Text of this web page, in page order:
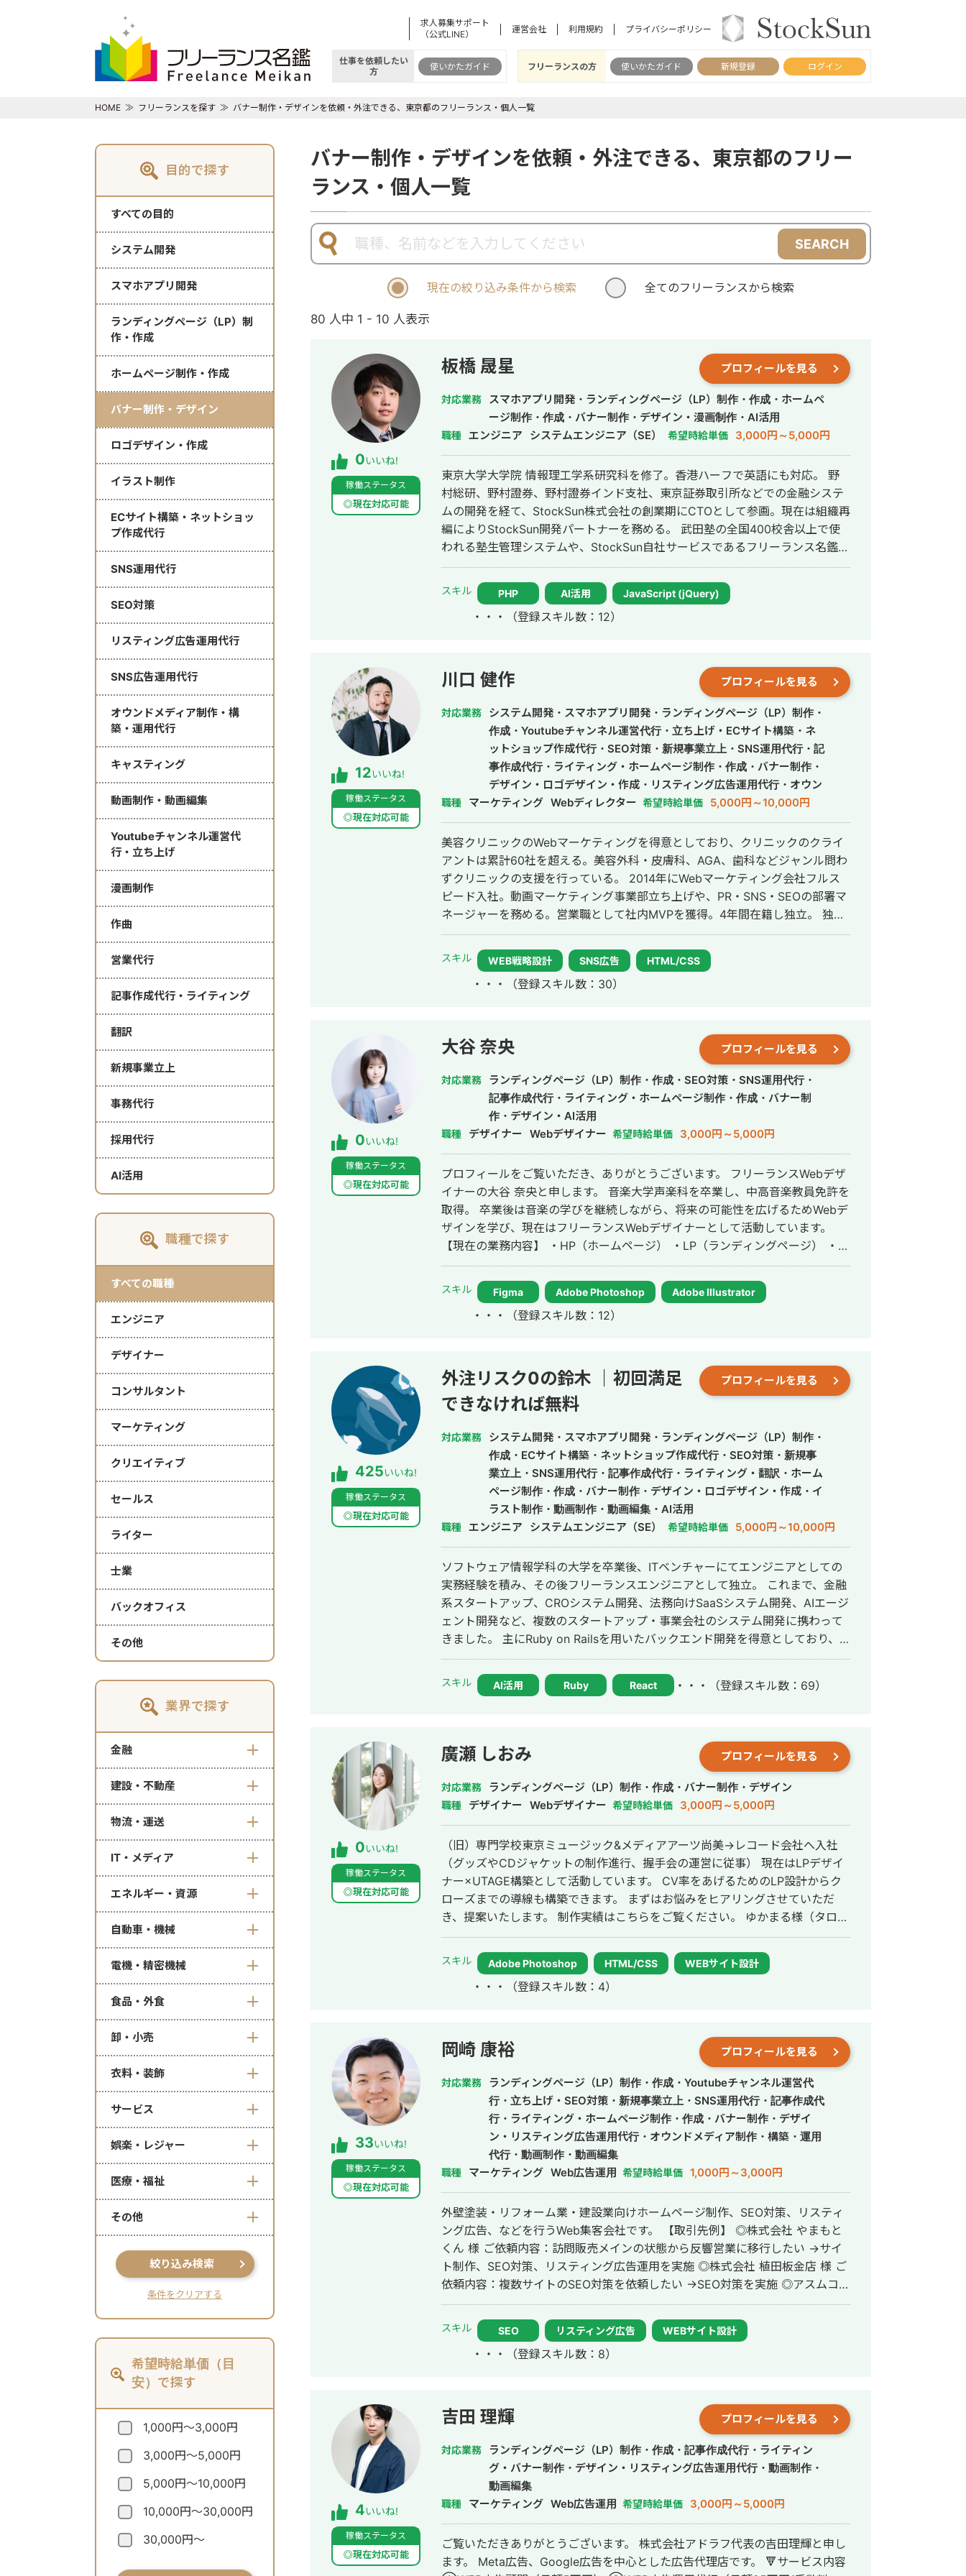
求人募集サポート
（公式LINE）
運営会社 利用規約 プライバシーポリシー
仕事を依頼したい
方
使いかたガイド フリーランスの方 使いかたガイド 新規登録 ログイン
HOME フリーランスを探す バナー制作・デザインを依頼・外注できる、東京都のフリーランス・個人一覧
目的で探す
すべての目的
システム開発
スマホアプリ開発
ランディングページ（LP）制
作・作成
ホームページ制作・作成
バナー制作・デザイン
ロゴデザイン・作成
イラスト制作
ECサイト構築・ネットショッ
プ作成代行
SNS運用代行
SEO対策
リスティング広告運用代行
SNS広告運用代行
オウンドメディア制作・構
築・運用代行
キャスティング
動画制作・動画編集
Youtubeチャンネル運営代
行・立ち上げ
漫画制作
作曲
営業代行
記事作成代行・ライティング
翻訳
新規事業立上
事務代行
採用代行
AI活用
職種で探す
すべての職種
エンジニア
デザイナー
コンサルタント
マーケティング
クリエイティブ
セールス
ライター
士業
バックオフィス
その他
業界で探す
金融
建設・不動産
物流・運送
IT・メディア
エネルギー・資源
自動車・機械
電機・精密機械
食品・外食
卸・小売
衣料・装飾
サービス
娯楽・レジャー
医療・福祉
その他
絞り込み検索
条件をクリアする
希望時給単価（目
安）で探す
1,000円～3,000円
3,000円～5,000円
5,000円～10,000円
10,000円～30,000円
30,000円～
バナー制作・デザインを依頼・外注できる、東京都のフリー
ランス・個人一覧
SEARCH
現在の絞り込み条件から検索 全てのフリーランスから検索
80 人中 1 - 10 人表示
0いいね!
稼働ステータス
◎現在対応可能
板橋 晟星 プロフィールを見る
対応業務
スマホアプリ開発・ランディングページ（LP）制作・作成・ホームペ
ージ制作・作成・バナー制作・デザイン・漫画制作・AI活用
職種 エンジニア システムエンジニア（SE） 希望時給単価 3,000円～5,000円
東京大学大学院 情報理工学系研究科を修了。香港ハーフで英語にも対応。 野
村総研、野村證券、野村證券インド支社、東京証券取引所などでの金融システ
ムの開発を経て、StockSun株式会社の創業期にCTOとして参画。現在は組織再
編によりStockSun開発パートナーを務める。 武田塾の全国400校舎以上で使
われる塾生管理システムや、StockSun自社サービスであるフリーランス名鑑、
マッチングアプリのフェリ恋、年収チャンネルの転職者と企業のマッチングサ
ービスである年収スカウトなど数十のサービスを1人でサクっと開発。近年は
ChatGPTを用いたチャットボットやパワポスライド自動生成システム等、AIを
活用したシステムも多数開発している。 チームを組んで複数人で開発すると品
る。開発速度も早く、品質の良いサービスを最速かつ他より安い価格で開発で
きる。 得意領域はAI開発・Web開発・スマホアプリ・社内システムなどITシス
テム全般の開発。 インタビュー記事はこちら
スキル PHP AI活用 JavaScript (jQuery)
・・・ （登録スキル数：12）
12いいね!
稼働ステータス
◎現在対応可能
川口 健作 プロフィールを見る
対応業務
システム開発・スマホアプリ開発・ランディングページ（LP）制作・
作成・Youtubeチャンネル運営代行・立ち上げ・ECサイト構築・ネ
ットショップ作成代行・SEO対策・新規事業立上・SNS運用代行・記
事作成代行・ライティング・ホームページ制作・作成・バナー制作・
デザイン・ロゴデザイン・作成・リスティング広告運用代行・オウン
ドメディア制作・構築・運用代行・動画制作・動画編集・営業代行
職種 マーケティング Webディレクター 希望時給単価 5,000円～10,000円
美容クリニックのWebマーケティングを得意としており、クリニックのクライ
アントは累計60社を超える。美容外科・皮膚科、AGA、歯科などジャンル問わ
ずクリニックの支援を行っている。 2014年にWebマーケティング会社フルス
ピード入社。動画マーケティング事業部立ち上げや、PR・SNS・SEOの部署マ
ネージャーを務める。営業職として社内MVPを獲得。4年間在籍し独立。 独立
後はフリーランスとなり、フロントエンドエンジニア兼総合Webマーケターと
して活動。現在はWebコンサルティング会社を創設し、法人としてStockSunに
スキル WEB戦略設計 SNS広告 HTML/CSS
・・・ （登録スキル数：30）
0いいね!
稼働ステータス
◎現在対応可能
大谷 奈央 プロフィールを見る
対応業務
ランディングページ（LP）制作・作成・SEO対策・SNS運用代行・
記事作成代行・ライティング・ホームページ制作・作成・バナー制
作・デザイン・AI活用
職種 デザイナー Webデザイナー 希望時給単価 3,000円～5,000円
プロフィールをご覧いただき、ありがとうございます。 フリーランスWebデザ
イナーの大谷 奈央と申します。 音楽大学声楽科を卒業し、中高音楽教員免許を
取得。 卒業後は音楽の学びを継続しながら、将来の可能性を広げるためWebデ
ザインを学び、現在はフリーランスWebデザイナーとして活動しています。
【現在の業務内容】 ・HP（ホームページ） ・LP（ランディングページ） ・広
告バナー ・名刺 ・チラシ ・パンフレット ・SNS画像 など デザインは
単に見た目を整えるだけではなく、クライアント様の想いやサービスの魅力を
届けるための手段だと考えています。 だからこそ、丁寧なヒアリングを通して
課題や目的を整理した上でのデザイン提案を大切にしています。 音楽大学で培
作した実績をポートフォリオにまとめております。 https://fori.io/designer-
nao （掲載可能なもののみとなります） どうぞ、よろしくお願いいたします。
スキル Figma Adobe Photoshop Adobe Illustrator
・・・ （登録スキル数：12）
425いいね!
稼働ステータス
◎現在対応可能
外注リスク0の鈴木 ｜初回満足
できなければ無料
プロフィールを見る
対応業務
システム開発・スマホアプリ開発・ランディングページ（LP）制作・
作成・ECサイト構築・ネットショップ作成代行・SEO対策・新規事
業立上・SNS運用代行・記事作成代行・ライティング・翻訳・ホーム
ページ制作・作成・バナー制作・デザイン・ロゴデザイン・作成・イ
ラスト制作・動画制作・動画編集・AI活用
職種 エンジニア システムエンジニア（SE） 希望時給単価 5,000円～10,000円
ソフトウェア情報学科の大学を卒業後、ITベンチャーにてエンジニアとしての
実務経験を積み、その後フリーランスエンジニアとして独立。 これまで、金融
系スタートアップ、CROシステム開発、法務向けSaaSシステム開発、AIエージ
ェント開発など、複数のスタートアップ・事業会社のシステム開発に携わって
きました。 主にRuby on Railsを用いたバックエンド開発を得意としており、
要件定義、設計、実装、本番リリース、運用改善まで一貫して対応していま
す。 特に、仕様が複雑な業務システムや、要件がまだ固まりきっていない新規
開発において、事業目的を整理しながら、正確にスピード感を持って形にして
へのAI機能の組み込みなどにも対応しています。 単純に言われたものを作るだ
けではなく、事業として使える形に落とし込むことを重視し、開発の初期段階
からリリース後の運用まで伴走しています。
スキル AI活用 Ruby React ・・・ （登録スキル数：69）
0いいね!
稼働ステータス
◎現在対応可能
廣瀬 しおみ プロフィールを見る
対応業務 ランディングページ（LP）制作・作成・バナー制作・デザイン
職種 デザイナー Webデザイナー 希望時給単価 3,000円～5,000円
（旧）専門学校東京ミュージック&メディアアーツ尚美→レコード会社へ入社
（グッズやCDジャケットの制作進行、握手会の運営に従事） 現在はLPデザイ
ナー×UTAGE構築として活動しています。 CV率をあげるためのLP設計からク
ローズまでの導線も構築できます。 まずはお悩みをヒアリングさせていただ
き、提案いたします。 制作実績はこちらをご覧ください。 ゆかまる様（タロッ
ト体験会） https://hirourimi.com/yukamarusama_lp_html2/ 合同会社ココロ
ミ（キャリアデザイン×営業開発）
https://hirourimi.com/kyariadesign_eigyoukaihatsu/ サンプル1 （ホロスコー
プマスター） https://hirourimi.com/sample1_horoscopemaster/
スキル Adobe Photoshop HTML/CSS WEBサイト設計
・・・ （登録スキル数：4）
33いいね!
稼働ステータス
◎現在対応可能
岡崎 康裕 プロフィールを見る
対応業務
ランディングページ（LP）制作・作成・Youtubeチャンネル運営代
行・立ち上げ・SEO対策・新規事業立上・SNS運用代行・記事作成代
行・ライティング・ホームページ制作・作成・バナー制作・デザイ
ン・リスティング広告運用代行・オウンドメディア制作・構築・運用
代行・動画制作・動画編集
職種 マーケティング Web広告運用 希望時給単価 1,000円～3,000円
外壁塗装・リフォーム業・建設業向けホームページ制作、SEO対策、リスティ
ング広告、などを行うWeb集客会社です。 【取引先例】 ◎株式会社 やまもと
くん 様 ご依頼内容：訪問販売メインの状態から反響営業に移行したい →サイ
ト制作、SEO対策、リスティング広告運用を実施 ◎株式会社 植田板金店 様 ご
依頼内容：複数サイトのSEO対策を依頼したい →SEO対策を実施 ◎アスムコー
ポレーション（ユーペイント）様 ご依頼内容：Web集客を依頼したい →サイ
ト制作、SEO対策、リスティング広告運用を実施 ◎商工会・業界メディア支援
例 「東村山市商工会」様 「外壁塗装の窓口」様 ほか多数 ◎難関キーワードで
上位表示 ・「屋根」で1位 ・「ガルバリウム 鋼板」で1位 ・「塗り壁」で1位
後、札幌市で老舗の施工会社に就職。職人として活動する ・RIZAPの子会社に
転職し、10年勤務。事業部で最年少の支配人となり、新規出店などを経験 ・副
業だったマーケティング技術をもって独立 ・個人事業として3年で利益8倍を達
成。「トソーマ株式会社」を設立 ・法人化後も、3年連続で150％以上の業績
アップを実現 【略歴】 2018年〜2021年 ・外壁塗装会社の集客のプロとして個
人事業主で活動 2022年〜 ・トソーマ株式会社 代表取締役 >リフォーム
ジ・LP制作事業 LINE（無料相談をご希望の方） https://s.lmes.jp/landing-
qr/2000788262-7YNDe1MK?uLand=UGw3dP トソーマ株式会社公式サイト
https://tosoma.co.jp 無料で相談も受け付けています。 興味がある方は、LINE
スキル SEO リスティング広告 WEBサイト設計
・・・ （登録スキル数：8）
4いいね!
稼働ステータス
◎現在対応可能
吉田 理輝 プロフィールを見る
対応業務
ランディングページ（LP）制作・作成・記事作成代行・ライティン
グ・バナー制作・デザイン・リスティング広告運用代行・動画制作・
動画編集
職種 マーケティング Web広告運用 希望時給単価 3,000円～5,000円
ご覧いただきありがとうございます。 株式会社アドラフ代表の吉田理輝と申し
ます。 Meta広告、Google広告を中心とした広告代理店です。 🔻サービス内容